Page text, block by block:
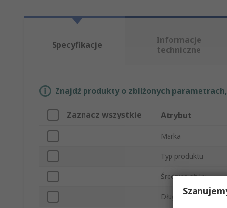
Specyfikacje
Informacje
techniczne
Znajdź produkty o zbliżonych
Zaznacz wszystkie Atrybut
Marka
Typ produktu
Średnica styku
Długość styku